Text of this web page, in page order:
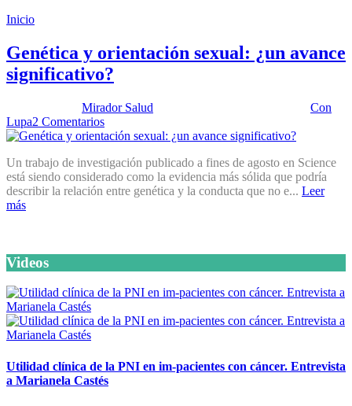
Inicio
Genética y orientación sexual: ¿un avance
significativo?
Mirador Salud
Con
Lupa2 Comentarios
Un trabajo de investigación publicado a fines de agosto en Science
está siendo considerado como la evidencia más sólida que podría
describir la relación entre genética y la conducta que no e... Leer
más
Videos
Utilidad clínica de la PNI en im-pacientes con cáncer. Entrevista
a Marianela Castés